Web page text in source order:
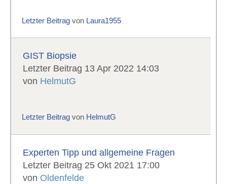
Letzter Beitrag von Laura1955
GIST Biopsie
Letzter Beitrag 13 Apr 2022 14:03
von HelmutG
Letzter Beitrag von HelmutG
Experten Tipp und allgemeine Fragen
Letzter Beitrag 25 Okt 2021 17:00
von Oldenfelde